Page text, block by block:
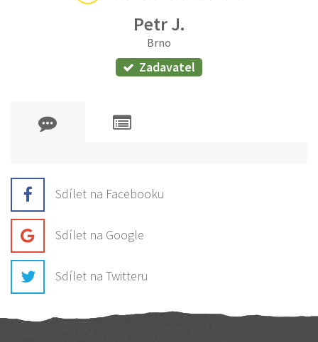
Petr J.
Brno
Zadavatel
Sdílet na Facebooku
Sdílet na Google
Sdílet na Twitteru